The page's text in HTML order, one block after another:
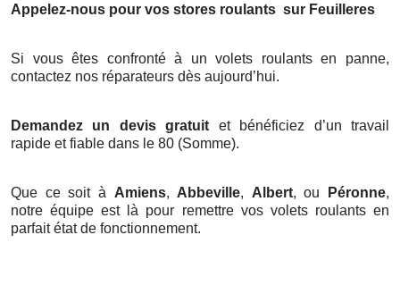
Appelez-nous pour vos stores roulants sur Feuilleres
Si vous êtes confronté à un volets roulants en panne,
contactez nos réparateurs dès aujourd’hui.
Demandez un devis gratuit et bénéficiez d’un travail
rapide et fiable dans le 80 (Somme).
Que ce soit à Amiens, Abbeville, Albert, ou Péronne,
notre équipe est là pour remettre vos volets roulants en
parfait état de fonctionnement.